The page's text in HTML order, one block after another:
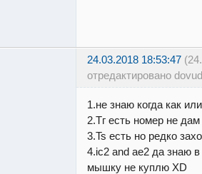
24.03.2018 18:53:47
отредактировано
1.не знаю когда как
2.Тг есть номер не дам
3.Ts есть но редко
4.ic2 and ae2 да знаю
мышку не куплю XD